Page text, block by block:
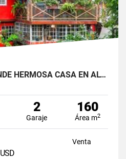
OPORTUNIDAD! SE VENDE HERMOSA CASA EN ALTOS DEL MARIA
2
Garaje
160
Área m2
Venta
USD